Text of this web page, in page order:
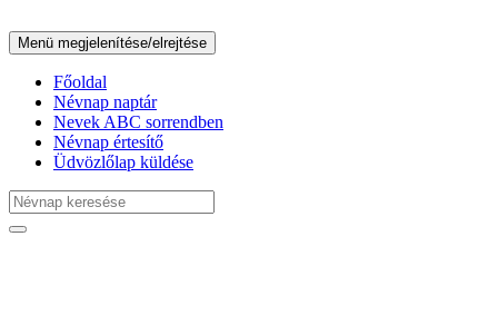
Menü megjelenítése/elrejtése
Főoldal
Névnap naptár
Nevek ABC sorrendben
Névnap értesítő
Üdvözlőlap küldése